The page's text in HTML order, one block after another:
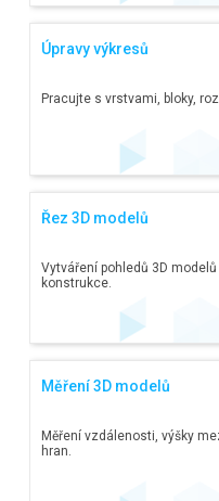
Úpravy výkresů
Pracujte s vrstvami, bloky,
Řez 3D modelů
Vytváření pohledů 3D
konstrukce.
Měření 3D modelů
Měření vzdálenosti, výšky
hran.